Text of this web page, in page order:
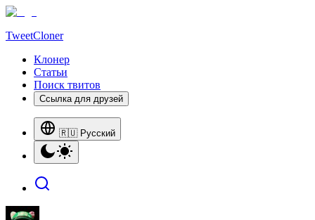
TweetCloner
Клонер
Статьи
Поиск твитов
Ссылка для друзей
🇷🇺 Русский